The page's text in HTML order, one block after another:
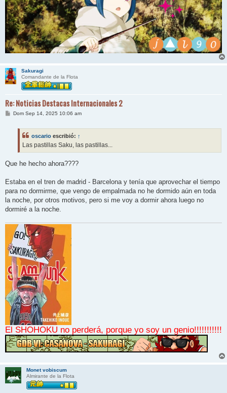
Sakuragi
Comandante de la Flota
Re: Noticias Destacas Internacionales 2
MDom Sep 14, 2025 10:06 am
oscario escribió: ↑
Las pastillas Saku, las pastillas...
Que he hecho ahora????
Estaba en el tren de madrid - Barcelona y tenía que aprovechar el tiempo
para no dormirme, que vengo de empalmada no he dormido aún en toda
la noche, por otros motivos, pero si me voy a dormir ahora luego no
dormiré a la noche.
El SHOHOKU no perderá, porque yo soy un genio!!!!!!!!!!!
Monet vobiscum
Almirante de la Flota